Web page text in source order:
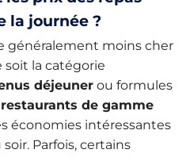
la journée ?
généralement moins cher
soit la catégorie
déjeuner ou formules
restaurants de gamme
économies intéressantes
Parfois, certains